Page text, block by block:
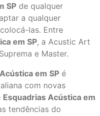
SP de qualquer
a qualquer
las. Entre
em SP, a Acustic Art
e Master.
em SP é
com novas
Esquadrias Acústica em
tendências do